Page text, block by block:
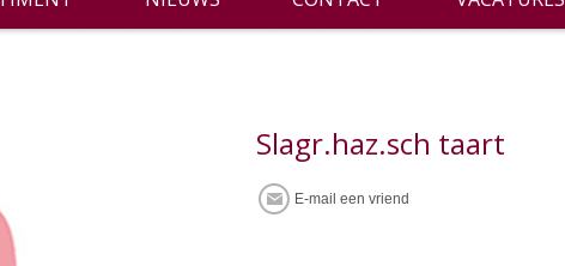
Slagr.haz.sch taart